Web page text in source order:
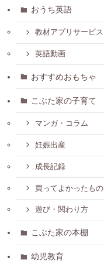
おうち英語
教材アプリサービス
英語動画
おすすめおもちゃ
こぶた家の子育て
マンガ・コラム
妊娠出産
成長記録
買ってよかったもの
遊び・関わり方
こぶた家の本棚
幼児教育